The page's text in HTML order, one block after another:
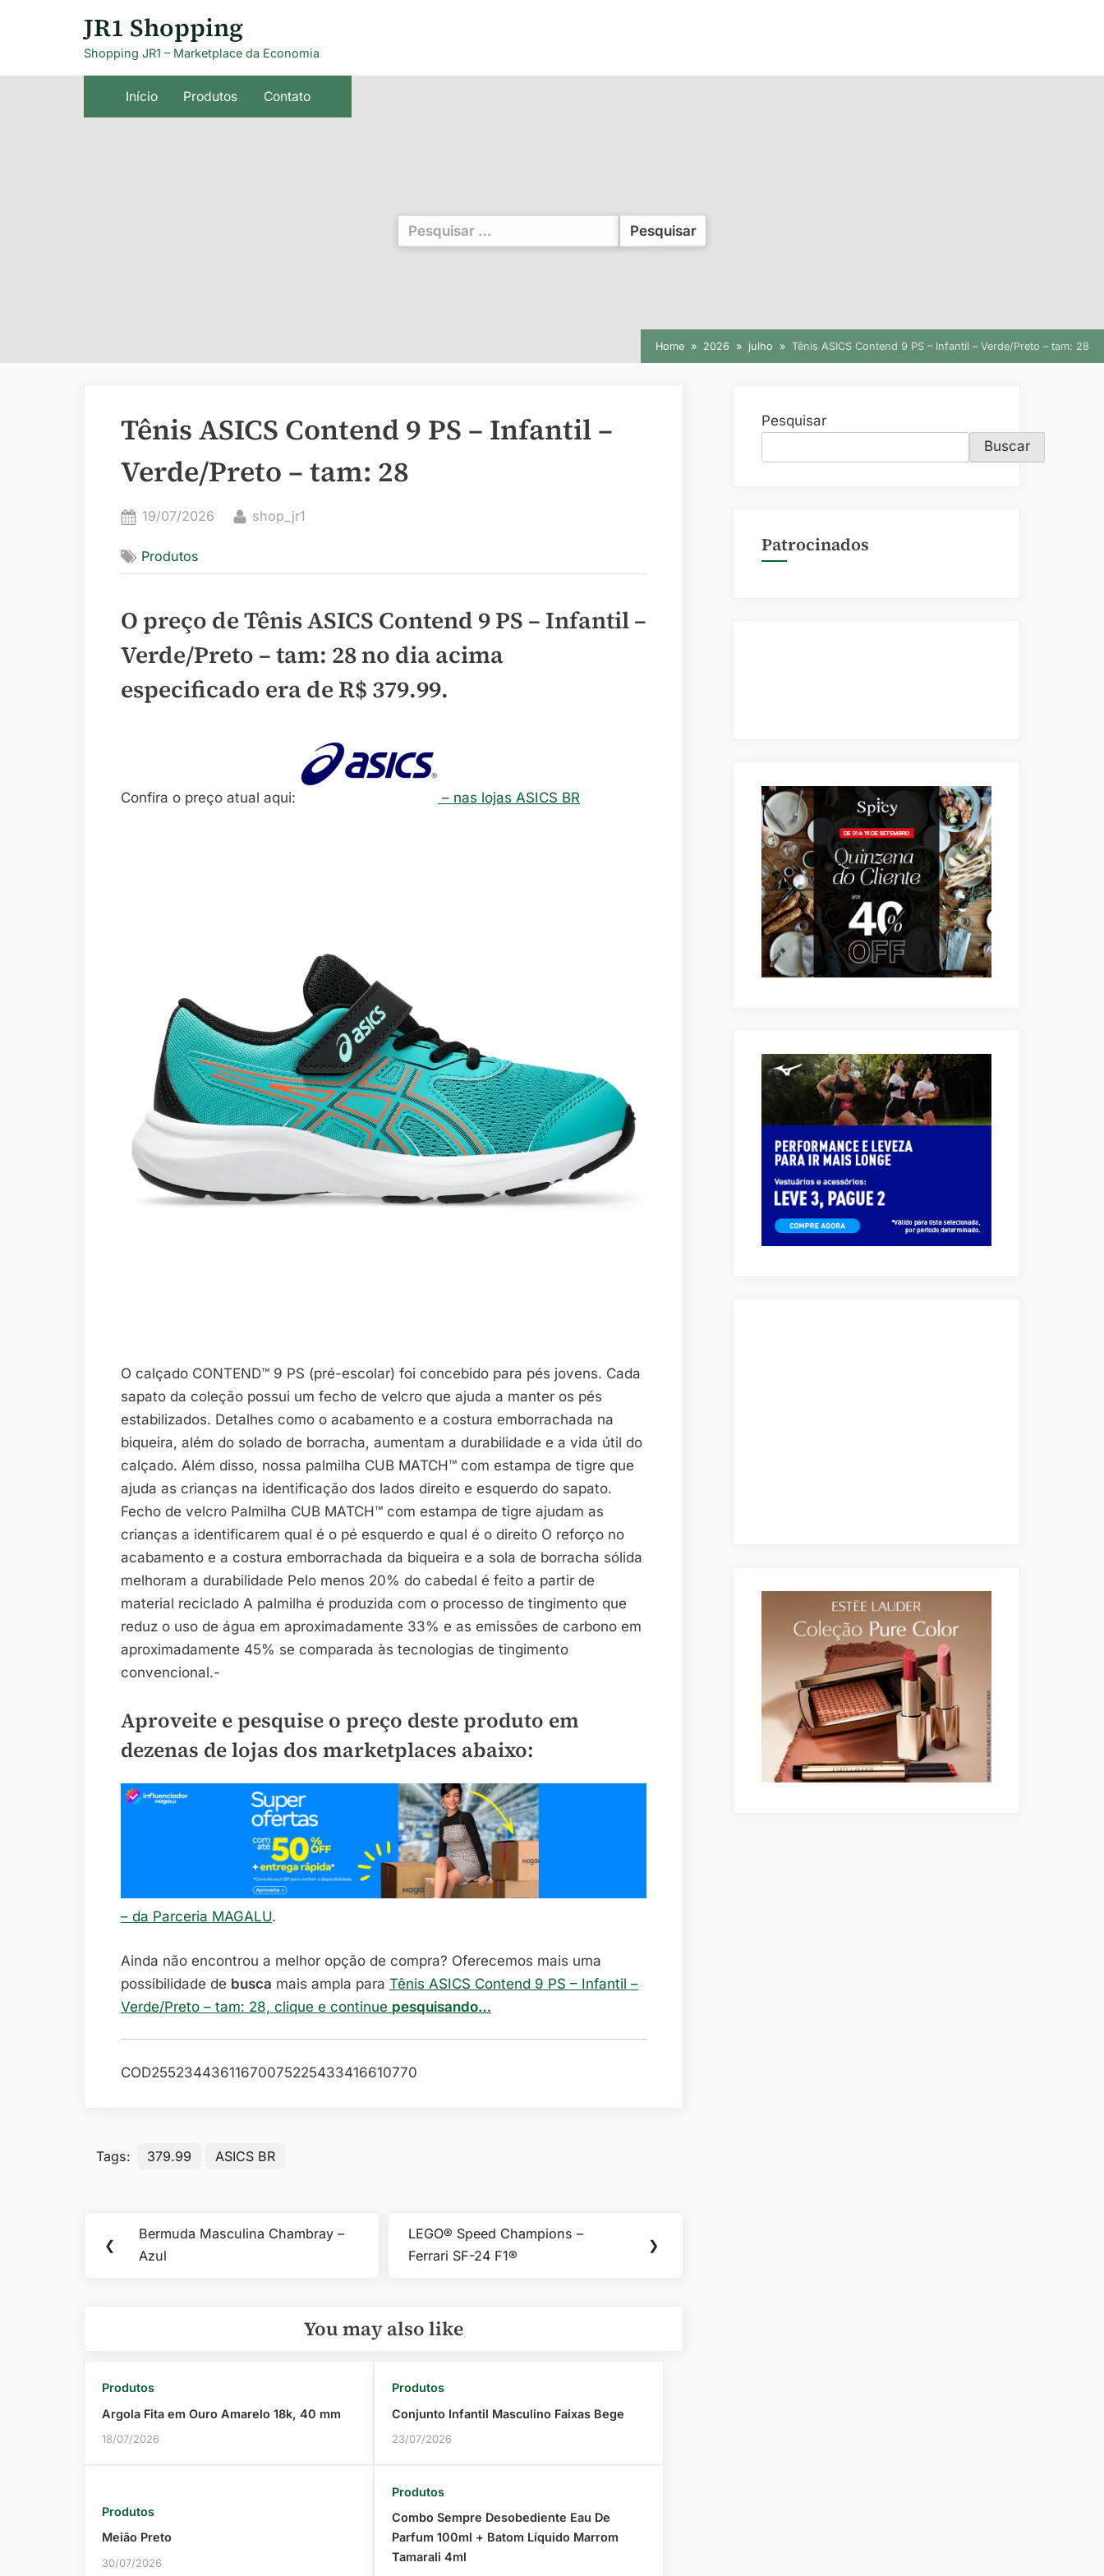
JR1 Shopping
Shopping JR1 – Marketplace da Economia
Início Produtos Contato
Pesquisar
por:
Home 2026 julho Tênis ASICS Contend 9 PS – Infantil – Verde/Preto – tam: 28
Tênis ASICS Contend 9 PS – Infantil –
Verde/Preto – tam: 28
Posted
19/07/2026 By
shop_jr1
Produtos
O preço de Tênis ASICS Contend 9 PS – Infantil –
Verde/Preto – tam: 28 no dia acima
especificado era de R$ 379.99.
Confira o preço atual aqui: – nas lojas ASICS BR
O calçado CONTEND™ 9 PS (pré-escolar) foi concebido para pés jovens. Cada
sapato da coleção possui um fecho de velcro que ajuda a manter os pés
estabilizados. Detalhes como o acabamento e a costura emborrachada na
biqueira, além do solado de borracha, aumentam a durabilidade e a vida útil do
calçado. Além disso, nossa palmilha CUB MATCH™ com estampa de tigre que
ajuda as crianças na identificação dos lados direito e esquerdo do sapato.
Fecho de velcro Palmilha CUB MATCH™ com estampa de tigre ajudam as
crianças a identificarem qual é o pé esquerdo e qual é o direito O reforço no
acabamento e a costura emborrachada da biqueira e a sola de borracha sólida
melhoram a durabilidade Pelo menos 20% do cabedal é feito a partir de
material reciclado A palmilha é produzida com o processo de tingimento que
reduz o uso de água em aproximadamente 33% e as emissões de carbono em
aproximadamente 45% se comparada às tecnologias de tingimento
convencional.-
Aproveite e pesquise o preço deste produto em
dezenas de lojas dos marketplaces abaixo:
– da Parceria MAGALU.
Ainda não encontrou a melhor opção de compra? Oferecemos mais uma
possibilidade de busca mais ampla para Tênis ASICS Contend 9 PS – Infantil –
Verde/Preto – tam: 28, clique e continue pesquisando…
COD25523443611670075225433416610770
Tags: 379.99 ASICS BR
Navegação
de
❮
Previous
Post:
Bermuda Masculina Chambray –
Azul
Next
Post:
LEGO® Speed Champions –
Ferrari SF-24 F1®
❯
You may also like
Produtos
Argola Fita em Ouro Amarelo 18k, 40 mm
18/07/2026
Produtos
Conjunto Infantil Masculino Faixas Bege
23/07/2026
Produtos
Meião Preto
30/07/2026
Produtos
Combo Sempre Desobediente Eau De
Parfum 100ml + Batom Líquido Marrom
Tamarali 4ml
Pesquisar
Buscar
Patrocinados